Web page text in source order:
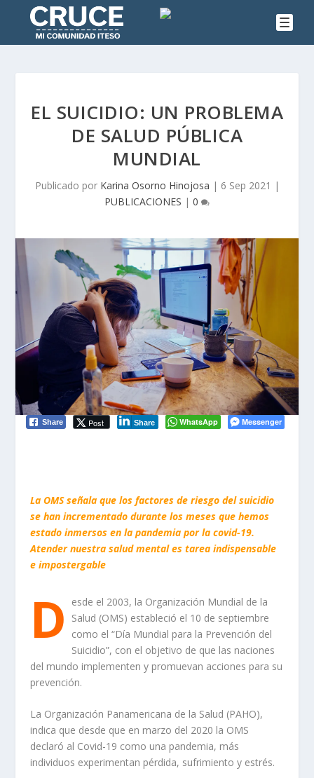
EL SUICIDIO: UN PROBLEMA
DE SALUD PÚBLICA
MUNDIAL
Publicado por Karina Osorno Hinojosa | 6 Sep 2021 |
PUBLICACIONES | 0
Share Post Share WhatsApp Messenger
La OMS señala que los factores de riesgo del suicidio
se han incrementado durante los meses que hemos
estado inmersos en la pandemia por la covid-19.
Atender nuestra salud mental es tarea indispensable
e impostergable
D
esde el 2003, la Organización Mundial de la
Salud (OMS) estableció el 10 de septiembre
como el “Día Mundial para la Prevención del
Suicidio”, con el objetivo de que las naciones
del mundo implementen y promuevan acciones para su
prevención.
La Organización Panamericana de la Salud (PAHO),
indica que desde que en marzo del 2020 la OMS
declaró al Covid-19 como una pandemia, más
individuos experimentan pérdida, sufrimiento y estrés.